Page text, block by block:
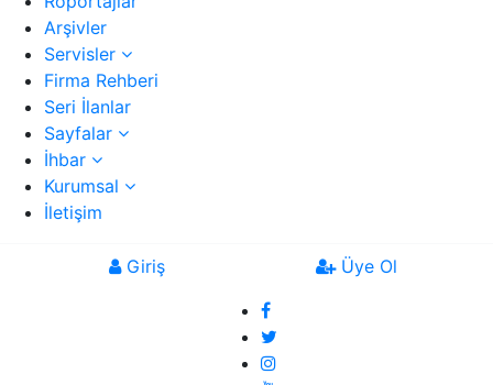
Arşivler
Servisler
Firma Rehberi
Seri İlanlar
Sayfalar
İhbar
Kurumsal
İletişim
Giriş Üye Ol